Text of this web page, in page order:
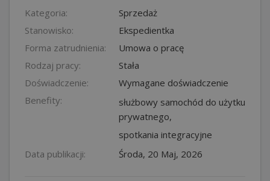
Kategoria:
Sprzedaż
Stanowisko:
Ekspedientka
Forma zatrudnienia:
Umowa o pracę
Rodzaj pracy:
Stała
Doświadczenie:
Wymagane doświadczenie
Benefity:
służbowy samochód do użytku
prywatnego,
spotkania integracyjne
Data publikacji:
Środa, 20 Maj, 2026